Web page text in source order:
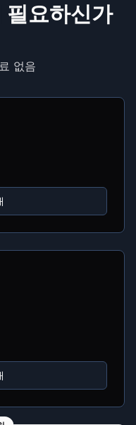
필요하신가
없음